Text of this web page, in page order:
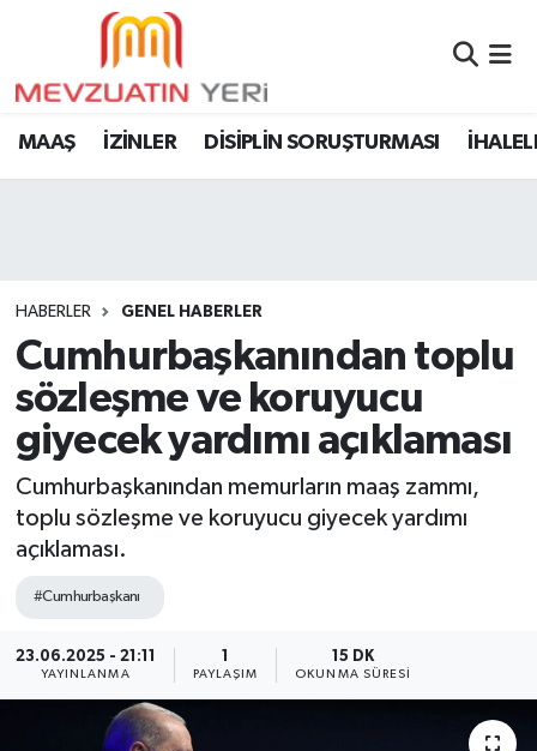
MAAŞ İZİNLER DİSİPLİN SORUŞTURMASI
HABERLER GENEL HABERLER
Cumhurbaşkanından toplu
sözleşme ve koruyucu
giyecek yardımı açıklaması
Cumhurbaşkanından memurların maaş zammı,
toplu sözleşme ve koruyucu giyecek yardımı
açıklaması.
#Cumhurbaşkanı
23.06.2025 - 21:11
YAYINLANMA PAYLAŞIM
15 DK
OKUNMA SÜRESI